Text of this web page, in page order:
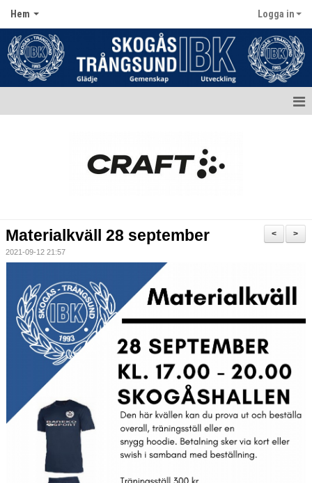
Hem Logga in
Bildgalleri
Avgifter
>
<
Materialkväll 28 september
2021-09-12 21:57